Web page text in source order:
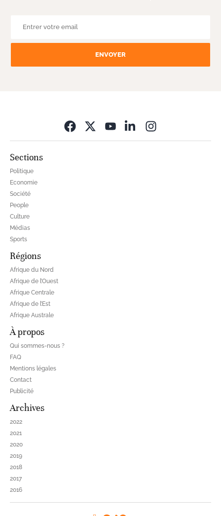
ENVOYER
Sections
Politique
Economie
Société
People
Culture
Médias
Sports
Régions
Afrique du Nord
Afrique de l’Ouest
Afrique Centrale
Afrique de l’Est
Afrique Australe
À propos
Qui sommes-nous ?
FAQ
Mentions légales
Contact
Publicité
Archives
2022
2021
2020
2019
2018
2017
2016